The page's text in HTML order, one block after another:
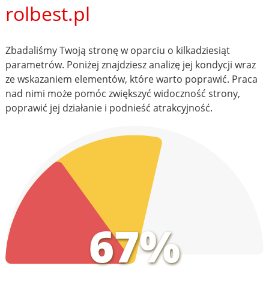
rolbest.pl
Zbadaliśmy Twoją stronę w oparciu o kilkadziesiąt
parametrów. Poniżej znajdziesz analizę jej kondycji wraz
ze wskazaniem elementów, które warto poprawić. Praca
nad nimi może pomóc zwiększyć widoczność strony,
poprawić jej działanie i podnieść atrakcyjność.
67%